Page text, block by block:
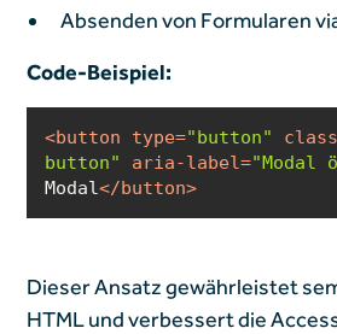
Absenden von Formularen
Code-Beispiel:
<button type="button"
button"
aria-label="Modal
Modal</button>
Dieser Ansatz gewährleistet
HTML und verbessert die